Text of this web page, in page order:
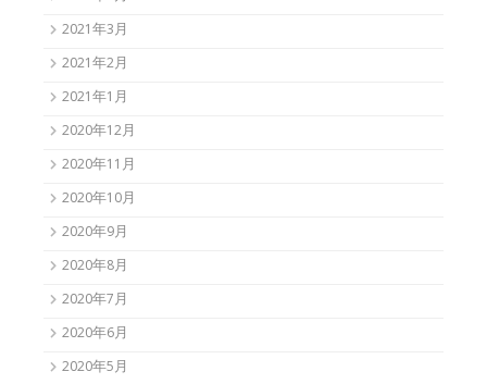
2021年3月
2021年2月
2021年1月
2020年12月
2020年11月
2020年10月
2020年9月
2020年8月
2020年7月
2020年6月
2020年5月